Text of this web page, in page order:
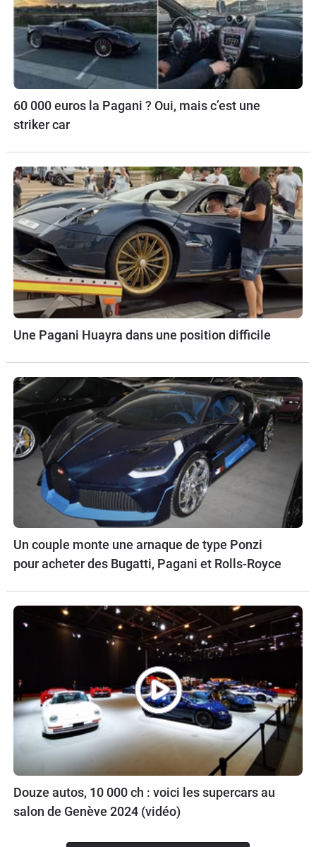
60 000 euros la Pagani ? Oui, mais c’est une
striker car
Une Pagani Huayra dans une position difficile
Un couple monte une arnaque de type Ponzi
pour acheter des Bugatti, Pagani et Rolls-Royce
Douze autos, 10 000 ch : voici les supercars au
salon de Genève 2024 (vidéo)